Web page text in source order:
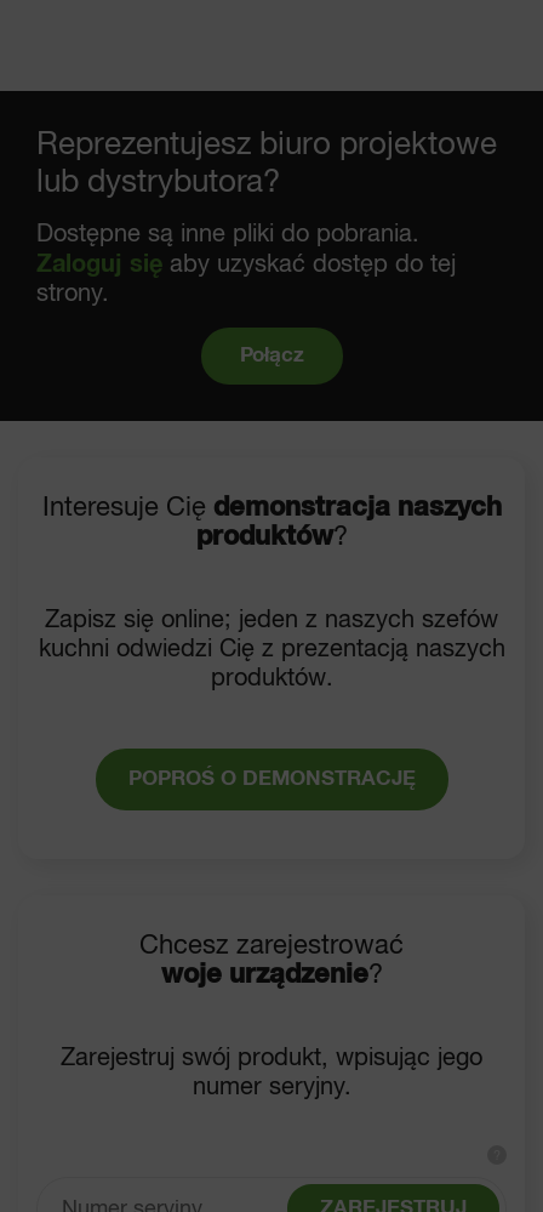
Reprezentujesz biuro projektowe
lub dystrybutora?
Dostępne są inne pliki do pobrania.
Zaloguj się aby uzyskać dostęp do tej
strony.
Połącz
Interesuje Cię demonstracja naszych
produktów?
Zapisz się online; jeden z naszych szefów
kuchni odwiedzi Cię z prezentacją naszych
produktów.
POPROŚ O DEMONSTRACJĘ
Chcesz zarejestrować
woje urządzenie?
Zarejestruj swój produkt, wpisując jego
numer seryjny.